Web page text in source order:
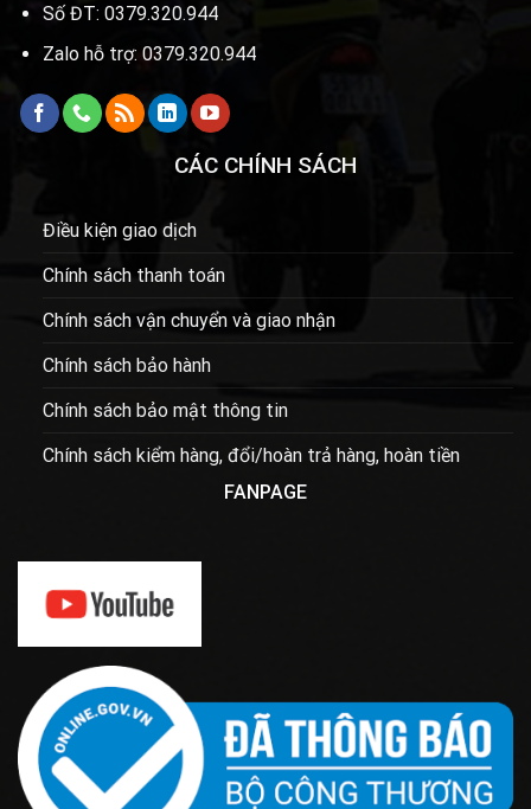
Số ĐT: 0379.320.944
Zalo hỗ trợ: 0379.320.944
CÁC CHÍNH SÁCH
Điều kiện giao dịch
Chính sách thanh toán
Chính sách vận chuyển và giao nhận
Chính sách bảo hành
Chính sách bảo mật thông tin
Chính sách kiểm hàng, đổi/hoàn trả hàng, hoàn tiền
FANPAGE